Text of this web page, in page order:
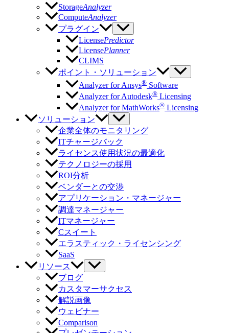
StorageAnalyzer
ComputeAnalyzer
プラグイン
LicensePredictor
LicensePlanner
CLIMS
ポイント・ソリューション
Analyzer for Ansys® Software
Analyzer for Autodesk® Licensing
Analyzer for MathWorks® Licensing
ソリューション
企業全体のモニタリング
ITチャージバック
ライセンス使用状況の最適化
テクノロジーの採用
ROI分析
ベンダーとの交渉
アプリケーション・マネージャー
調達マネージャー
ITマネージャー
Cスイート
エラスティック・ライセンシング
SaaS
リソース
ブログ
カスタマーサクセス
解説画像
ウェビナー
Comparison